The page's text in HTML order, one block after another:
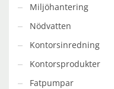
Miljöhantering
Nödvatten
Kontorsinredning
Kontorsprodukter
Fatpumpar